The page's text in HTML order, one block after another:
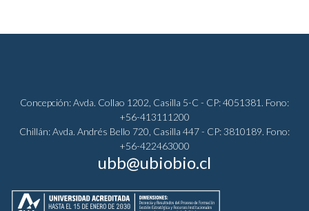
Concepción: Avda. Collao 1202, Casilla 5-C - CP: 4051381. Fono:
+56-413111200
Chillán: Avda. Andrés Bello 720, Casilla 447 - CP: 3810189. Fono:
+56-422463000
ubb@ubiobio.cl